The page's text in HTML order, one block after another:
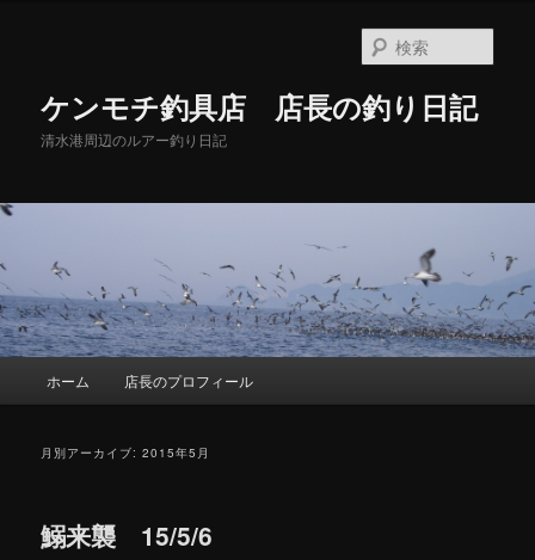
へ
動
移
ケンモチ釣具店 店長の釣り日記
清水港周辺のルアー釣り日記
索
ホーム 店長のプロフィール
月別アーカイブ:2015年5月
鰯来襲 15/5/6